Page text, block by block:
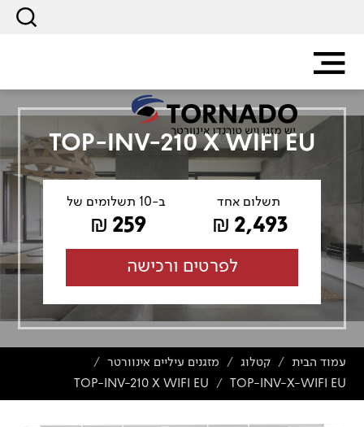
TOP-INV-210 X WIFI EU
תשלום אחד
₪ 2,493
ב-10 תשלומים של
₪ 259
לפרטים ורכישה
עמוד הבית / קטלוג / מזגנים עיליים אינוורטר /
TOP-INV-X-WIFI EU
/
TOP-INV-210 X WIFI EU